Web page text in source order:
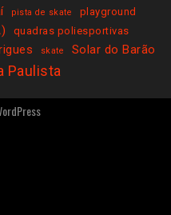
pista de skate
playground
quadras poliesportivas
skate Solar do Barão
Paulista